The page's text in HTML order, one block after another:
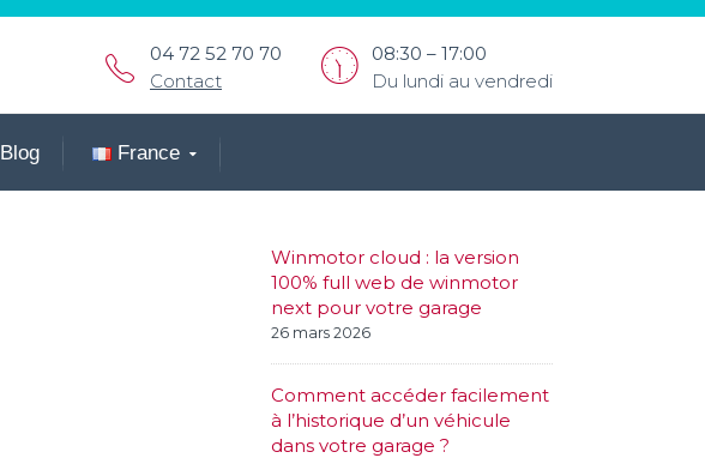
08:30 – 17:00
Du lundi au vendredi
04 72 52 70 70
Contact
Blog France
Winmotor cloud : la version
100% full web de winmotor
next pour votre garage
26 mars 2026
Comment accéder facilement
à l’historique d’un véhicule
dans votre garage ?